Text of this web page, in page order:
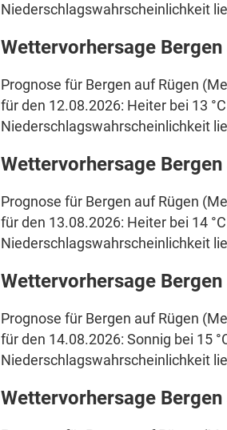
Niederschlagswahrscheinlichkeit
Wettervorhersage
Prognose für Bergen auf Rügen
für den 12.08.2026: Heiter bei 13
Niederschlagswahrscheinlichkeit
Wettervorhersage
Prognose für Bergen auf Rügen
für den 13.08.2026: Heiter bei 14
Niederschlagswahrscheinlichkeit
Wettervorhersage
Prognose für Bergen auf Rügen
für den 14.08.2026: Sonnig bei 15
Niederschlagswahrscheinlichkeit
Wettervorhersage